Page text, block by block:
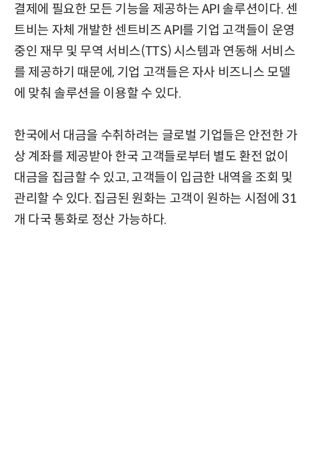
결제에 필요한 모든 기능을 제공하는 API 솔루션이다. 센
트비는 자체 개발한 센트비즈 API를 기업 고객들이 운영
중인 재무 및 무역 서비스(TTS) 시스템과 연동해 서비스
를 제공하기 때문에, 기업 고객들은 자사 비즈니스 모델
에 맞춰 솔루션을 이용할 수 있다.
한국에서 대금을 수취하려는 글로벌 기업들은 안전한 가
상 계좌를 제공받아 한국 고객들로부터 별도 환전 없이
대금을 집금할 수 있고, 고객들이 입금한 내역을 조회 및
관리할 수 있다. 집금된 원화는 고객이 원하는 시점에 31
개 다국 통화로 정산 가능하다.